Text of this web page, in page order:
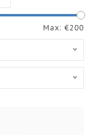
Max: €200